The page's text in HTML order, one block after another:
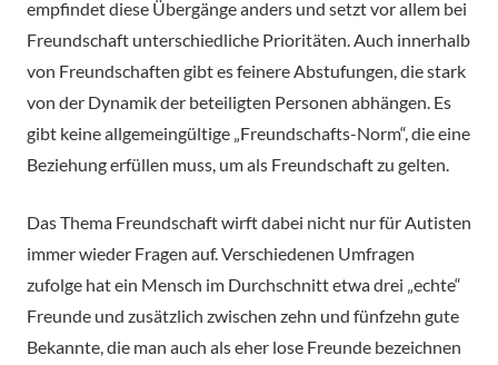
empfindet diese Übergänge anders und setzt vor allem bei
Freundschaft unterschiedliche Prioritäten. Auch innerhalb
von Freundschaften gibt es feinere Abstufungen, die stark
von der Dynamik der beteiligten Personen abhängen. Es
gibt keine allgemeingültige „Freundschafts-Norm“, die eine
Beziehung erfüllen muss, um als Freundschaft zu gelten.
Das Thema Freundschaft wirft dabei nicht nur für Autisten
immer wieder Fragen auf. Verschiedenen Umfragen
zufolge hat ein Mensch im Durchschnitt etwa drei „echte“
Freunde und zusätzlich zwischen zehn und fünfzehn gute
Bekannte, die man auch als eher lose Freunde bezeichnen